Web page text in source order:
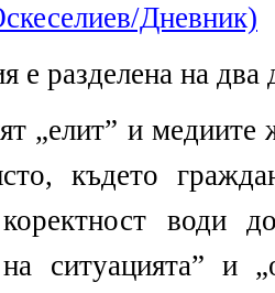
Дневник)
е разделена на два
„елит” и медиите
където
коректност води
ситуацията” и